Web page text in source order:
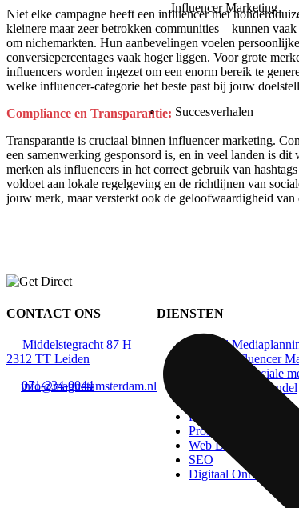
Influencer Marketing
Succesverhalen
Niet elke campagne heeft een influencer met
kleinere maar zeer betrokken communities – kunnen
om nichemarkten. Hun aanbevelingen voelen
conversiepercentages vaak hoger liggen. Voor grote
influencers worden ingezet om een enorm bereik te
welke influencer-categorie het beste past bij jouw
Compliance en Transparantie:
Transparantie is cruciaal binnen influencer marketing.
een samenwerking gesponsord is, en in veel landen is
merken als influencers in het correct gebruik van
voldoet aan lokale regelgeving en de richtlijnen van
jouw merk, maar versterkt ook de geloofwaardigheid van
CONTACT ONS
Middelstegracht 87 H
2312 TT Leiden
info@magnetamsterdam.nl
T:071-234-0044
DIENSTEN
Digitaal
Magnet Influencer
Beheer van sociale
Elektronische Handel
Digitaal Ontmoeten
Professionele Video
Professionele
Web Design en Beheer
SEO
Digitaal Ontwerp